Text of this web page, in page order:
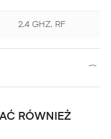
2.4 GHZ. RF
RÓWNIEŻ